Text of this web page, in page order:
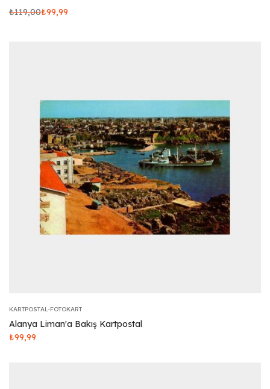
₺119,00₺99,99
KARTPOSTAL-FOTOKART
Alanya Liman'a Bakış Kartpostal
₺99,99